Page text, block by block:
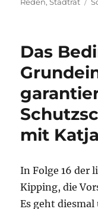
Das
mit
In Folge 16 der
Kipping, die
Es geht diesmal